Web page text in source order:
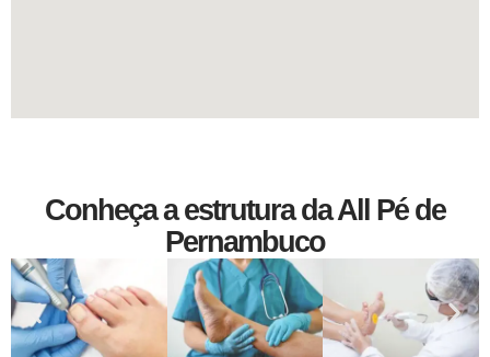
ConheçaaestruturadaAll Pé de
Pernambuco